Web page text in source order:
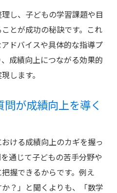
ンスを見抜く質問のコツ
コツを伝授
押さえるべき質問ポイン
合格実績を深掘りする質
など細かい点も質問で確
し、子どもの学習課題や目
とが成功の秘訣です。これ
ドバイスや具体的な指導プ
成績向上につながる効果的
します。
が成績向上を導く
ける成績向上のカギを握っ
通じて子どもの苦手分野や
握できるからです。例え
？」と聞くよりも、「数学